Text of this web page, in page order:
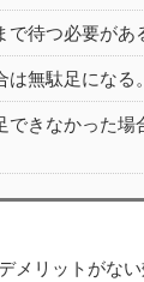
待つ必要があ
無駄足になる。
できなかった場
メリットがな